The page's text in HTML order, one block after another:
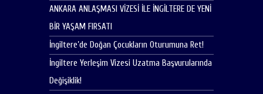
ANKARA ANLAŞMASI VİZESİ İLE İNGİLTERE DE YENİ
BİR YAŞAM FIRSATI
İngiltere’de Doğan Çocukların Oturumuna Ret!
İngiltere Yerleşim Vizesi Uzatma Başvurularında
Değişiklik!